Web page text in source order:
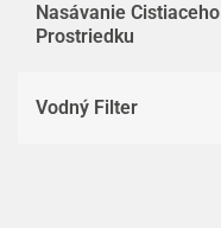
Nasávanie Cistiaceho
Prostriedku
Vodný Filter